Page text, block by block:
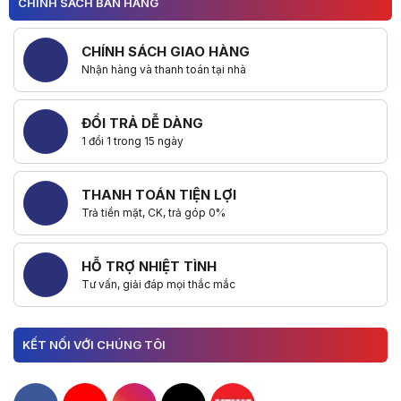
CHÍNH SÁCH BÁN HÀNG
CHÍNH SÁCH GIAO HÀNG
Nhận hàng và thanh toán tại nhà
ĐỔI TRẢ DỄ DÀNG
1 đổi 1 trong 15 ngày
THANH TOÁN TIỆN LỢI
Trả tiền mặt, CK, trả góp 0%
HỖ TRỢ NHIỆT TÌNH
Tư vấn, giải đáp mọi thắc mắc
KẾT NỐI VỚI CHÚNG TÔI